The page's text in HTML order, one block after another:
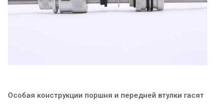
Особая конструкции поршня и передней втулки гасят